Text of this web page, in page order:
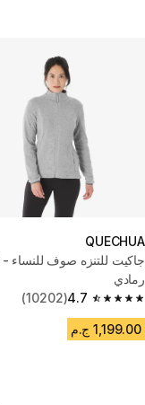
QUECHUA
رمادي
4.7
4.7 out of 5 stars from 10202 reviews
(10202)
1,199.00 ج.م